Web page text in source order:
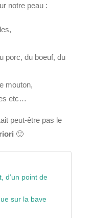
notre peau :
porc, du boeuf, du
mouton,
etc…
peut-être pas le
🙂
d’un point de
sur la bave